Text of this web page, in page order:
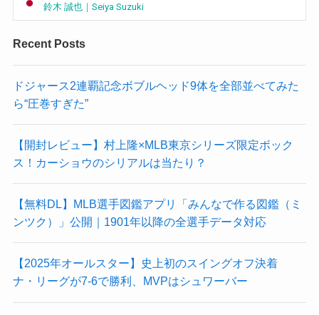
鈴木 誠也｜Seiya Suzuki
Recent Posts
ドジャース2連覇記念ボブルヘッド9体を全部並べてみた
ら“圧巻すぎた”
【開封レビュー】村上隆×MLB東京シリーズ限定ボック
ス！カーショウのシリアルは当たり？
【無料DL】MLB選手図鑑アプリ「みんなで作る図鑑（ミ
ンツク）」公開｜1901年以降の全選手データ対応
【2025年オールスター】史上初のスイングオフ決着
ナ・リーグが7-6で勝利、MVPはシュワーバー